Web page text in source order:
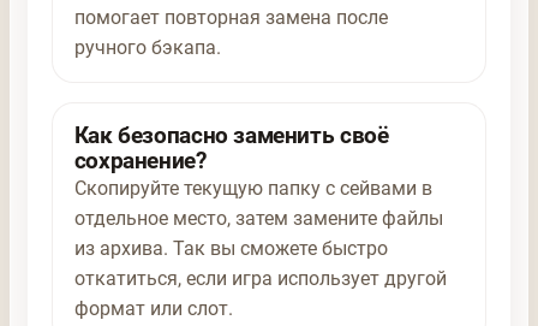
помогает повторная замена после
ручного бэкапа.
Как безопасно заменить своё
сохранение?
Скопируйте текущую папку с сейвами в
отдельное место, затем замените файлы
из архива. Так вы сможете быстро
откатиться, если игра использует другой
формат или слот.